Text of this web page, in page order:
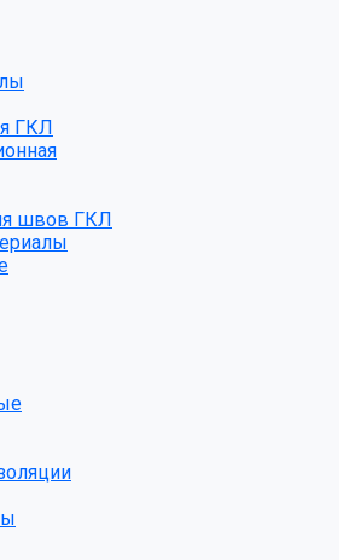
ГКЛ
швов ГКЛ